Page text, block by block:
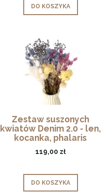
DO KOSZYKA
Zestaw suszonych
kwiatów Denim 2.0 - len,
kocanka, phalaris
119,00 zł
DO KOSZYKA